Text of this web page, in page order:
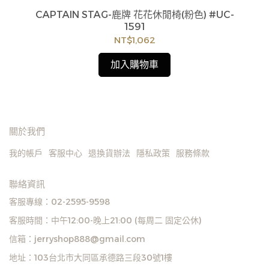
CAPTAIN STAG-鹿牌 花花休閒椅(粉色) #UC-
1591
NT$1,062
加入購物車
關於我們
我的帳戶 客服中心 退換貨辦法 隱私政策 服務條款
聯絡資訊
客服專線：02-2595-9598
客服時間：中午12:00-晚上21:00 (每周二 固定公休)
信箱：jerryshop888@gmail.com
地址：103台北市大同區承德路三段30號1樓